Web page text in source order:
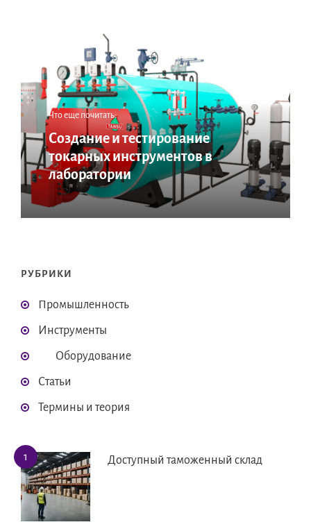
Что еще почитать:
Создание и тестирование
токарных инструментов в
лаборатории
РУБРИКИ
Промышленность
Инструменты
Оборудование
Статьи
Термины и теория
Доступный таможенный склад